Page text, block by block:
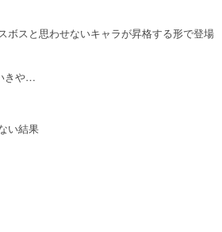
ボスと思わせないキャラが昇格する形で登場
きや…
い結果